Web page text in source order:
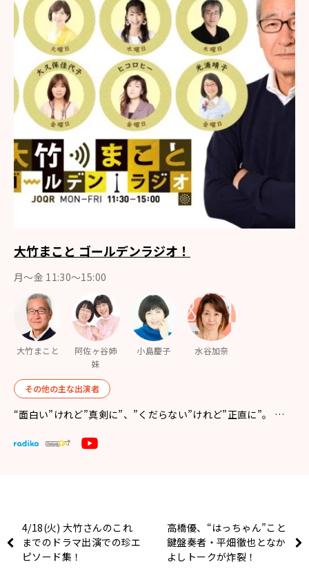
大竹まこと ゴールデンラジオ！
月〜金 11:30～15:00
大竹まこと
阿佐ヶ谷姉
妹
小島慶子 水谷加奈
その他の主な出演者
“面白い”けれど”真剣に”、”くだらない”けれど”正直に”。 …
4/18(火) 大竹さんのこれ
までのドラマ出演での珍エ
ピソード集！
高橋優、“はっちゃん”こと
鍵盤奏者・平畑徹也となか
よしトークが炸裂！